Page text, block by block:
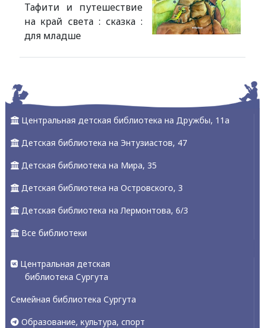
Тафити и путешествие
на край света : сказка :
для младше
Центральная детская библиотека на Дружбы, 11а
Детская библиотека на Энтузиастов, 47
Детская библиотека на Мира, 35
Детская библиотека на Островского, 3
Детская библиотека на Лермонтова, 6/3
Все библиотеки
Центральная детская
библиотека Сургута
Семейная библиотека Сургута
Образование, культура, спорт